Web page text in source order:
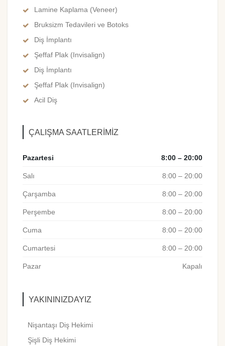
Lamine Kaplama (Veneer)
Bruksizm Tedavileri ve Botoks
Diş İmplantı
Şeffaf Plak (Invisalign)
Diş İmplantı
Şeffaf Plak (Invisalign)
Acil Diş
ÇALIŞMA SAATLERIMIZ
Pazartesi 8:00 – 20:00
Salı 8:00 – 20:00
Çarşamba 8:00 – 20:00
Perşembe 8:00 – 20:00
Cuma 8:00 – 20:00
Cumartesi 8:00 – 20:00
Pazar Kapalı
YAKININIZDAYIZ
Nişantaşı Diş Hekimi
Şişli Diş Hekimi